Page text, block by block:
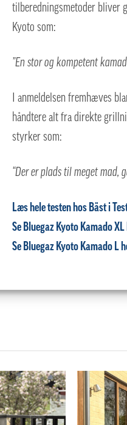
tilberedningsmetoder bliver
Kyoto som:
”En stor og kompetent
I anmeldelsen fremhæves
håndtere alt fra direkte
styrker som:
“Der er plads til meget mad,
Læs hele testen hos Bäst i
Se Bluegaz Kyoto Kamado
Se Bluegaz Kyoto Kamado L